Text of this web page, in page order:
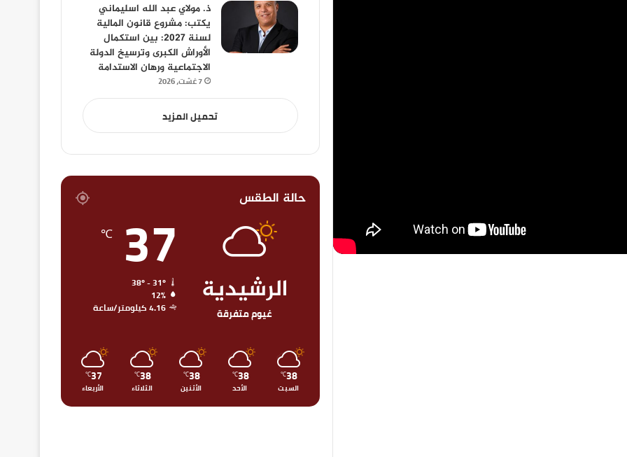
ذ. مولاي عبد الله اسليماني
يكتب: مشروع قانون المالية
لسنة 2027: بين استكمال
الأوراش الكبرى وترسيخ الدولة
الاجتماعية ورهان الاستدامة
7 غشت، 2026
تحميل المزيد
حالة الطقس
الرشيدية
غيوم متفرقة
37
℃
38º - 31º
12%
4.16 كيلومتر/ساعة
38
℃
السبت
38
℃
الأحد
38
℃
الأثنين
38
℃
الثلاثاء
37
℃
الأربعاء